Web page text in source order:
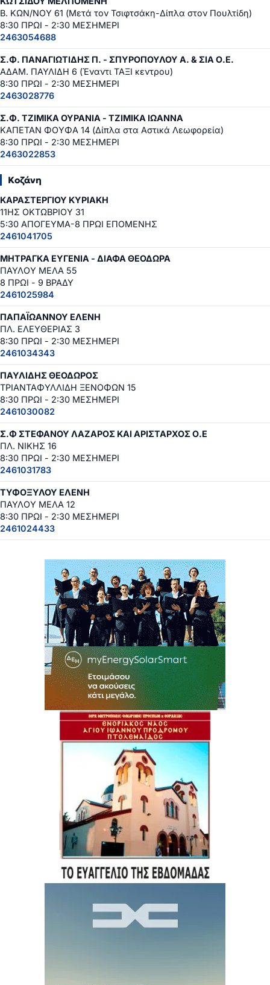
Β. ΚΩΝ/ΝΟΥ 61 (Μετά τον Τσιφτσάκη-Δίπλα στον Πουλτίδη)
8:30 ΠΡΩΙ - 2:30 ΜΕΣΗΜΕΡΙ
2463054688
Σ.Φ. ΠΑΝΑΓΙΩΤΙΔΗΣ Π. - ΣΠΥΡΟΠΟΥΛΟΥ Α. & ΣΙΑ Ο.Ε.
ΑΔΑΜ. ΠΑΥΛΙΔΗ 6 (Έναντι ΤΑΞΙ κεντρου)
8:30 ΠΡΩΙ - 2:30 ΜΕΣΗΜΕΡΙ
2463028776
Σ.Φ. ΤΖΙΜΙΚΑ ΟΥΡΑΝΙΑ - ΤΖΙΜΙΚΑ ΙΩΑΝΝΑ
ΚΑΠΕΤΑΝ ΦΟΥΦΑ 14 (Δίπλα στα Αστικά Λεωφορεία)
8:30 ΠΡΩΙ - 2:30 ΜΕΣΗΜΕΡΙ
2463022853
Κοζάνη
ΚΑΡΑΣΤΕΡΓΙΟΥ ΚΥΡΙΑΚΗ
11ΗΣ ΟΚΤΩΒΡΙΟΥ 31
5:30 ΑΠΟΓΕΥΜΑ-8 ΠΡΩΙ ΕΠΟΜΕΝΗΣ
2461041705
ΜΗΤΡΑΓΚΑ ΕΥΓΕΝΙΑ - ΔΙΑΦΑ ΘΕΟΔΩΡΑ
ΠΑΥΛΟΥ ΜΕΛΑ 55
8 ΠΡΩΙ - 9 ΒΡΑΔΥ
2461025984
ΠΑΠΑΪΩΑΝΝΟΥ ΕΛΕΝΗ
ΠΛ. ΕΛΕΥΘΕΡΙΑΣ 3
8:30 ΠΡΩΙ - 2:30 ΜΕΣΗΜΕΡΙ
2461034343
ΠΑΥΛΙΔΗΣ ΘΕΟΔΩΡΟΣ
ΤΡΙΑΝΤΑΦΥΛΛΙΔΗ ΞΕΝΟΦΩΝ 15
8:30 ΠΡΩΙ - 2:30 ΜΕΣΗΜΕΡΙ
2461030082
Σ.Φ ΣΤΕΦΑΝΟΥ ΛΑΖΑΡΟΣ ΚΑΙ ΑΡΙΣΤΑΡΧΟΣ Ο.Ε
ΠΛ. ΝΙΚΗΣ 16
8:30 ΠΡΩΙ - 2:30 ΜΕΣΗΜΕΡΙ
2461031783
ΤΥΦΟΞΥΛΟΥ ΕΛΕΝΗ
ΠΑΥΛΟΥ ΜΕΛΑ 12
8:30 ΠΡΩΙ - 2:30 ΜΕΣΗΜΕΡΙ
2461024433